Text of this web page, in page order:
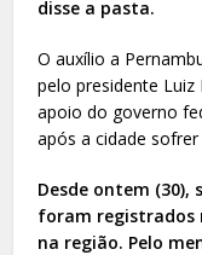
disse a pasta.
O auxílio a
pelo presidente Luiz
apoio do governo
após a cidade
Desde ontem (30),
foram registrados
na região. Pelo